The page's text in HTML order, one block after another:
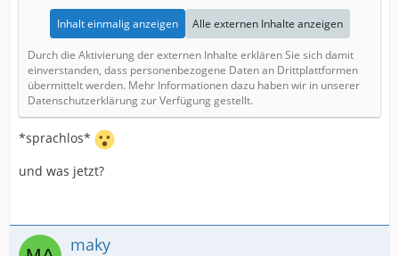
Inhalt einmalig anzeigen Alle externen Inhalte anzeigen
Durch die Aktivierung der externen Inhalte erklären Sie sich damit
einverstanden, dass personenbezogene Daten an Drittplattformen
übermittelt werden. Mehr Informationen dazu haben wir in unserer
Datenschutzerklärung zur Verfügung gestellt.
*sprachlos*
und was jetzt?
maky